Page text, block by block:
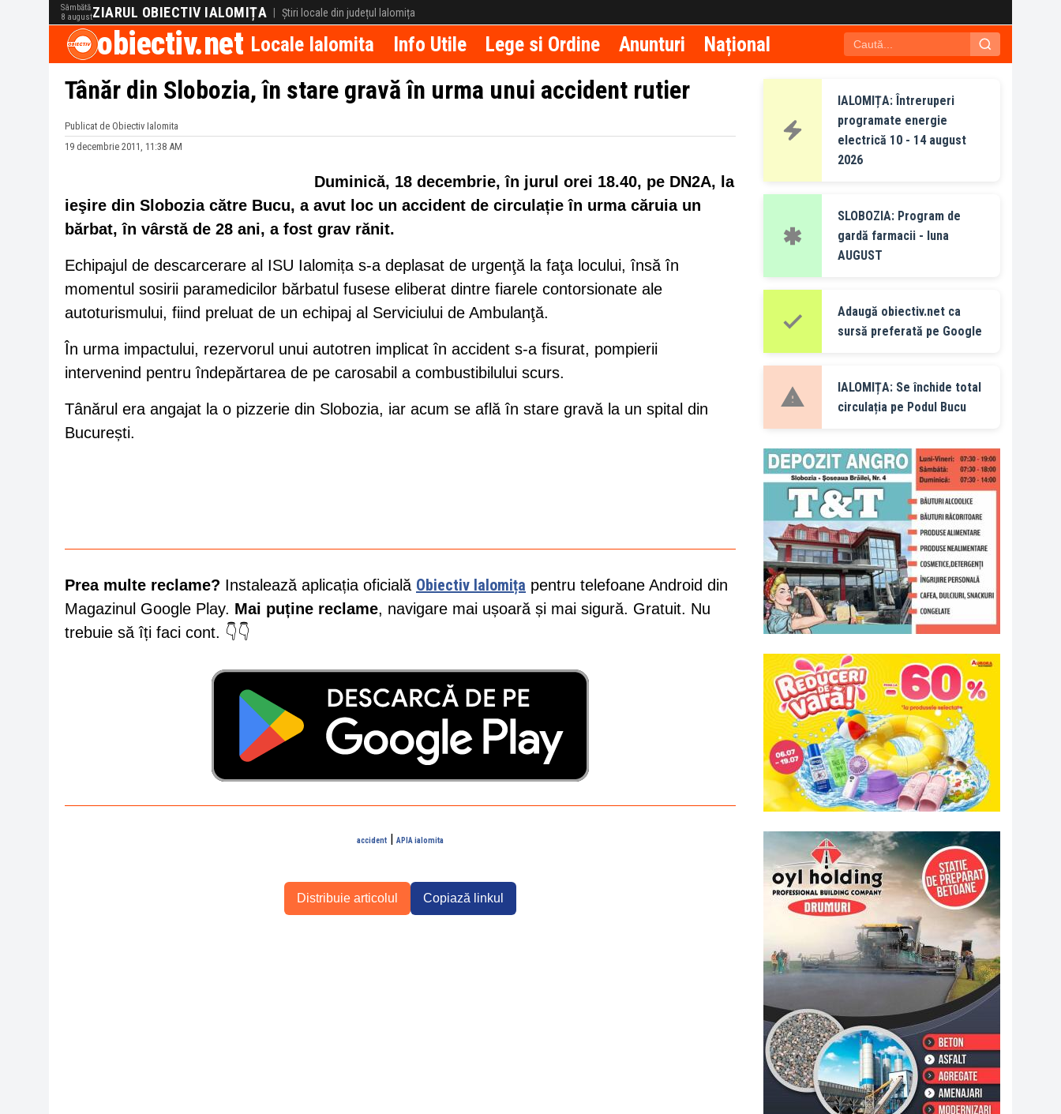
Sâmbătă
8 augustZIARUL OBIECTIV IALOMIȚA | Știri locale din județul Ialomița
obiectiv.net Locale Ialomita Info Utile Lege si Ordine Anunturi Național
Tânăr din Slobozia, în stare gravă în urma unui accident rutier
Publicat de Obiectiv Ialomita
19 decembrie 2011, 11:38 AM
Duminică, 18 decembrie, în jurul orei 18.40, pe DN2A, la
ieşire din Slobozia către Bucu, a avut loc un accident de circulație în urma căruia un
bărbat, în vârstă de 28 ani, a fost grav rănit.
Echipajul de descarcerare al ISU Ialomița s-a deplasat de urgenţă la faţa locului, însă în
momentul sosirii paramedicilor bărbatul fusese eliberat dintre fiarele contorsionate ale
autoturismului, fiind preluat de un echipaj al Serviciului de Ambulanţă.
În urma impactului, rezervorul unui autotren implicat în accident s-a fisurat, pompierii
intervenind pentru îndepărtarea de pe carosabil a combustibilului scurs.
Tânărul era angajat la o pizzerie din Slobozia, iar acum se află în stare gravă la un spital din
București.
Prea multe reclame? Instalează aplicația oficială Obiectiv Ialomița pentru telefoane Android din
Magazinul Google Play. Mai puține reclame, navigare mai ușoară și mai sigură. Gratuit. Nu
trebuie să îți faci cont. 👇👇
accident | APIA ialomita
Distribuie articolul Copiază linkul
IALOMIȚA: Întreruperi
programate energie
electrică 10 - 14 august
2026
SLOBOZIA: Program de
gardă farmacii - luna
AUGUST
Adaugă obiectiv.net ca
sursă preferată pe Google
IALOMIȚA: Se închide total
circulația pe Podul Bucu